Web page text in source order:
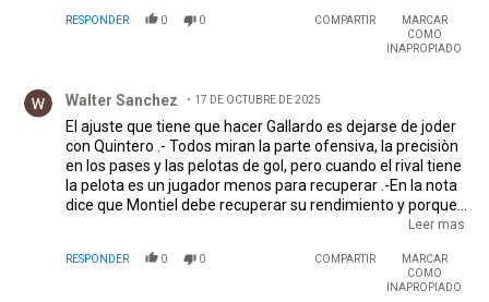
RESPONDER 0 0 COMPARTIR
MARCAR
COMO
INAPROPIADO
Walter Sanchez 17 DE OCTUBRE DE 2025
El ajuste que tiene que hacer Gallardo es dejarse de joder
con Quintero .- Todos miran la parte ofensiva, la precisiòn
en los pases y las pelotas de gol, pero cuando el rival tiene
la pelota es un jugador menos para recuperar .-En la nota
dice que Montiel debe recuperar su rendimiento y porque
Montiel sufre por su sector? Porque tiene adelante suyo a
Lencina no estan vistoso con los pases pero es mas
efectivo para recuperar y puede ir para adelante mientras
Leer mas
RESPONDER 0 0 COMPARTIR
MARCAR
COMO
INAPROPIADO